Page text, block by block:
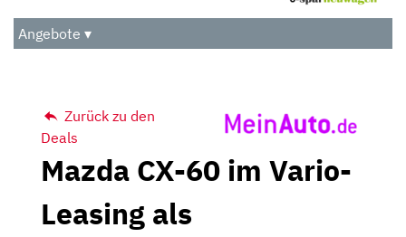
Audio
Das Beste
Angebote ▾
Zurück zu den
Deals
Mazda CX-60 im Vario-
Leasing als